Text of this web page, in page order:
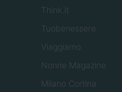
Think.it
Tuobenessere
Viaggiamo
Nonne Magazine
Milano Cortina